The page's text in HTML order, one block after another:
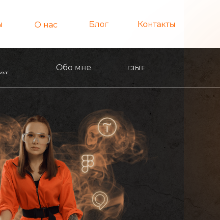
О нас Блог Контакты
Обо мне Отзывы